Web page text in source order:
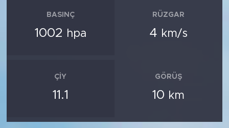
BASINÇ
1002 hpa
RÜZGAR
4 km/s
ÇIY
11.1
GÖRÜŞ
10 km